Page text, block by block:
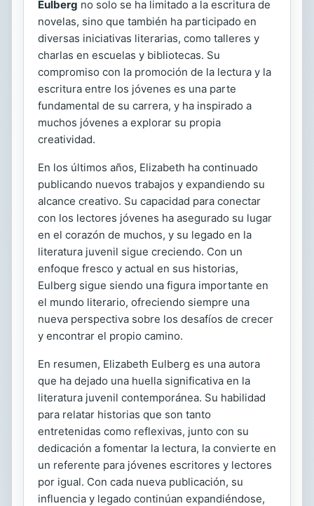
Eulberg no solo se ha limitado a la escritura de
novelas, sino que también ha participado en
diversas iniciativas literarias, como talleres y
charlas en escuelas y bibliotecas. Su
compromiso con la promoción de la lectura y la
escritura entre los jóvenes es una parte
fundamental de su carrera, y ha inspirado a
muchos jóvenes a explorar su propia
creatividad.
En los últimos años, Elizabeth ha continuado
publicando nuevos trabajos y expandiendo su
alcance creativo. Su capacidad para conectar
con los lectores jóvenes ha asegurado su lugar
en el corazón de muchos, y su legado en la
literatura juvenil sigue creciendo. Con un
enfoque fresco y actual en sus historias,
Eulberg sigue siendo una figura importante en
el mundo literario, ofreciendo siempre una
nueva perspectiva sobre los desafíos de crecer
y encontrar el propio camino.
En resumen, Elizabeth Eulberg es una autora
que ha dejado una huella significativa en la
literatura juvenil contemporánea. Su habilidad
para relatar historias que son tanto
entretenidas como reflexivas, junto con su
dedicación a fomentar la lectura, la convierte en
un referente para jóvenes escritores y lectores
por igual. Con cada nueva publicación, su
influencia y legado continúan expandiéndose,